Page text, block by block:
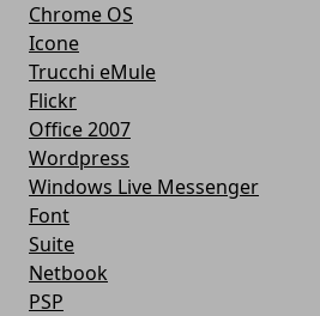
Chrome OS
Icone
Trucchi eMule
Flickr
Office 2007
Wordpress
Windows Live Messenger
Font
Suite
Netbook
PSP